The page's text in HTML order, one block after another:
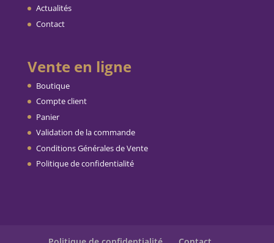
Actualités
Contact
Vente en ligne
Boutique
Compte client
Panier
Validation de la commande
Conditions Générales de Vente
Politique de confidentialité